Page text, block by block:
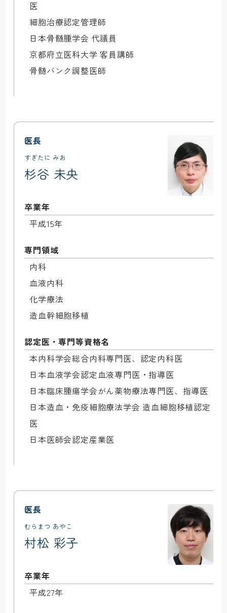
医
細胞治療認定管理師
日本骨髄腫学会 代議員
京都府立医科大学 客員講師
骨髄バンク調整医師
医長
すぎたに みお
杉谷 未央
卒業年
平成15年
専門領域
内科
血液内科
化学療法
造血幹細胞移植
認定医・専門等資格名
本内科学会総合内科専門医、認定内科医
日本血液学会認定血液専門医・指導医
日本臨床腫瘍学会がん薬物療法専門医、指導医
日本造血・免疫細胞療法学会 造血細胞移植認定
医
日本医師会認定産業医
医長
むらまつ あやこ
村松 彩子
卒業年
平成27年